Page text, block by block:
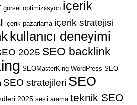
görsel optimizasyon içerik
içerik pazarlama içerik stratejisi
kullanıcı deneyimi
2025 SEO backlink
SEOMasterKing WordPress SEO
SEO stratejileri SEO
2025 sesli arama teknik SEO